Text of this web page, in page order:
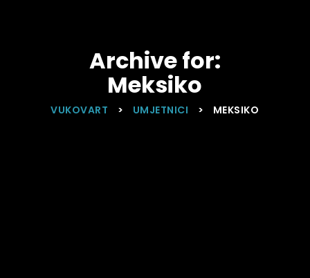
Archive for:
Meksiko
VUKOVART > UMJETNICI > MEKSIKO